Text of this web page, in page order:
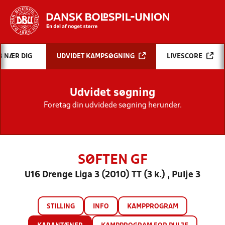
Hvad vil du søge efter?
INDHOLD OG NYHEDER
STILLINGER, RESULTATER, KLUBBER OG
HOLD
NÆR DIG UDVIDET KAMPSØGNING LIVESCORE
Udvidet søgning
Foretag din udvidede søgning herunder.
SØFTEN GF
U16 Drenge Liga 3 (2010) TT (3 k.) , Pulje 3
STILLING INFO KAMPPROGRAM